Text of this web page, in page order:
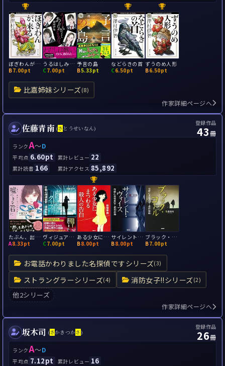
比嘉姉妹シリーズ(8)
ぼぎわんが、来る
B7.00pt
うるはしみにくし あなたのともだち
C7.00pt
予言の島
B5.33pt
などらきの首
C6.50pt
ずうのめ人形
B6.50pt
作家詳細ページへ
佐藤青南 (さ とうせいなん)
登録作品
43冊
ランクA～D
平均点 6.60pt 累計レビュー 22
累計読書 166 累計アクセス 85,892
お電話かわりました名探偵ですシリーズ(3)
ストラングラーシリーズ(4) 消防女子!!シリーズ(2)
他2シリーズ
たぶん、出会わなければよかった嘘つきな君に
A8.33pt
ヴィジュアル・クリフ 行動心理捜査官・楯岡絵麻
C7.00pt
ある少女にまつわる殺人の告白
B8.00pt
サイレント・ヴォイス 行動心理捜査官・楯岡絵麻
B8.00pt
ブラック・コール 行動心理捜査官・楯岡絵麻
B7.00pt
作家詳細ページへ
坂木司 (さ かきつかさ )
登録作品
26冊
ランクA～D
平均点 7.12pt 累計レビュー 16